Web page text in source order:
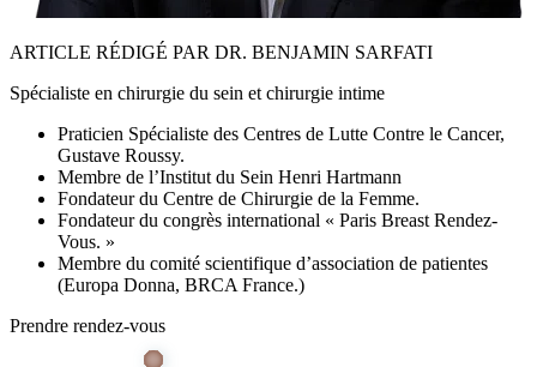
ARTICLE RÉDIGÉ PAR DR. BENJAMIN SARFATI
Spécialiste en chirurgie du sein et chirurgie intime
Praticien Spécialiste des Centres de Lutte Contre le Cancer,
Gustave Roussy.
Membre de l’Institut du Sein Henri Hartmann
Fondateur du Centre de Chirurgie de la Femme.
Fondateur du congrès international « Paris Breast Rendez-
Vous. »
Membre du comité scientifique d’association de patientes
(Europa Donna, BRCA France.)
Prendre rendez-vous